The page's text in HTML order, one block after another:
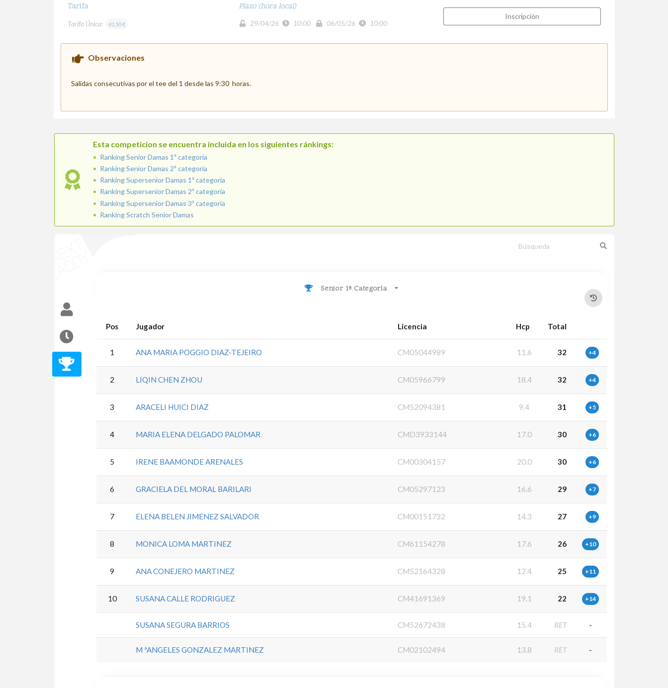
Tarifa
Tarifa Única: 41.50 €
Plazo (hora local)
29/04/26 10:00 06/05/26 10:00
Inscripción
Observaciones
Salidas consecutivas por el tee del 1 desde las 9:30 horas.
Esta competicion se encuentra incluida en los siguientes ránkings:
Ranking Senior Damas 1ª categoría
Ranking Senior Damas 2ª categoría
Ranking Supersenior Damas 1ª categoría
Ranking Supersenior Damas 2ª categoría
Ranking Supersenior Damas 3ª categoría
Ranking Scratch Senior Damas
Senior 1ª Categoría
Pos Jugador Licencia Hcp Total
1 ANA MARIA POGGIO DIAZ-TEJEIRO CM05044989 11.6 32 +4
2 LIQIN CHEN ZHOU CM05966799 18.4 32 +4
3 ARACELI HUICI DIAZ CM52094381 9.4 31 +5
4 MARIA ELENA DELGADO PALOMAR CMD3933144 17.0 30 +6
5 IRENE BAAMONDE ARENALES CM00304157 20.0 30 +6
6 GRACIELA DEL MORAL BARILARI CM05297123 16.6 29 +7
7 ELENA BELEN JIMENEZ SALVADOR CM00151732 14.3 27 +9
8 MONICA LOMA MARTINEZ CM61154278 17.6 26 +10
9 ANA CONEJERO MARTINEZ CM52164328 12.4 25 +11
10 SUSANA CALLE RODRIGUEZ CM41691369 19.1 22 +14
SUSANA SEGURA BARRIOS CM52672438 15.4 RET -
M ªANGELES GONZALEZ MARTINEZ CM02102494 13.8 RET -